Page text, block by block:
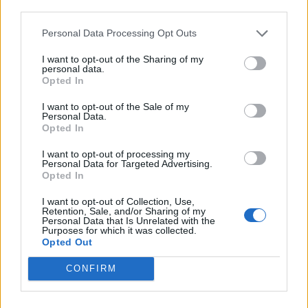
Personal Data Processing Opt Outs
I want to opt-out of the Sharing of my
personal data.
Opted In
I want to opt-out of the Sale of my
Personal Data.
Opted In
I want to opt-out of processing my
Personal Data for Targeted Advertising.
Opted In
I want to opt-out of Collection, Use,
Retention, Sale, and/or Sharing of my
Personal Data that Is Unrelated with the
Purposes for which it was collected.
Opted Out
CONFIRM
ПАЗАРОТ НА НЕДВИЖНОСТИ ВО
СНОБИЗАМ - Деловните
простории силно ги дигаа
Силни резултати во вториот
квартал и првата половина од
зголемена комерцијална
активност и подобрувања во
НАЈЧИТАНИ ВО ПОСЛЕДНИ 7 ДЕНА
ТАНАСКОВСКИ, ЧЛЕН НА
КАВАЧКИ КЛАН (ФОТО)
(Видео) СНИМКА СО ПАРИ КОИ